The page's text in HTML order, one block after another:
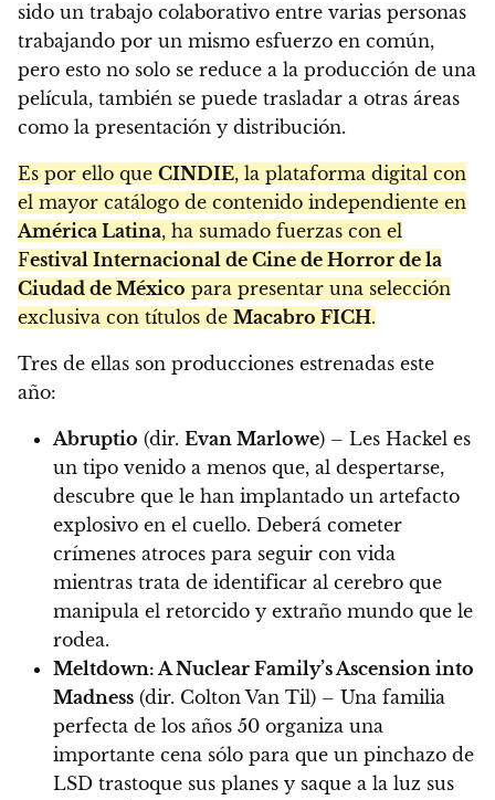
sido un trabajo colaborativo entre varias personas
trabajando por un mismo esfuerzo en común,
pero esto no solo se reduce a la producción de una
película, también se puede trasladar a otras áreas
como la presentación y distribución.
Es por ello que CINDIE, la plataforma digital con
el mayor catálogo de contenido independiente en
América Latina, ha sumado fuerzas con el
Festival Internacional de Cine de Horror de la
Ciudad de México para presentar una selección
exclusiva con títulos de Macabro FICH.
Tres de ellas son producciones estrenadas este
año:
Abruptio (dir. Evan Marlowe) – Les Hackel es
un tipo venido a menos que, al despertarse,
descubre que le han implantado un artefacto
explosivo en el cuello. Deberá cometer
crímenes atroces para seguir con vida
mientras trata de identificar al cerebro que
manipula el retorcido y extraño mundo que le
rodea.
Meltdown: A Nuclear Family’s Ascension into
Madness (dir. Colton Van Til) – Una familia
perfecta de los años 50 organiza una
importante cena sólo para que un pinchazo de
LSD trastoque sus planes y saque a la luz sus